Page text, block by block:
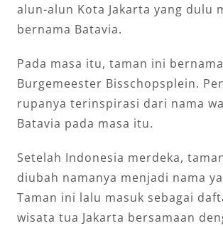
alun-alun Kota Jakarta yang dulu
bernama Batavia.
Pada masa itu, taman ini bernama
Burgemeester Bisschopsplein.
rupanya terinspirasi dari nama
Batavia pada masa itu.
Setelah Indonesia merdeka,
diubah namanya menjadi nama
Taman ini lalu masuk sebagai
wisata tua Jakarta bersamaan